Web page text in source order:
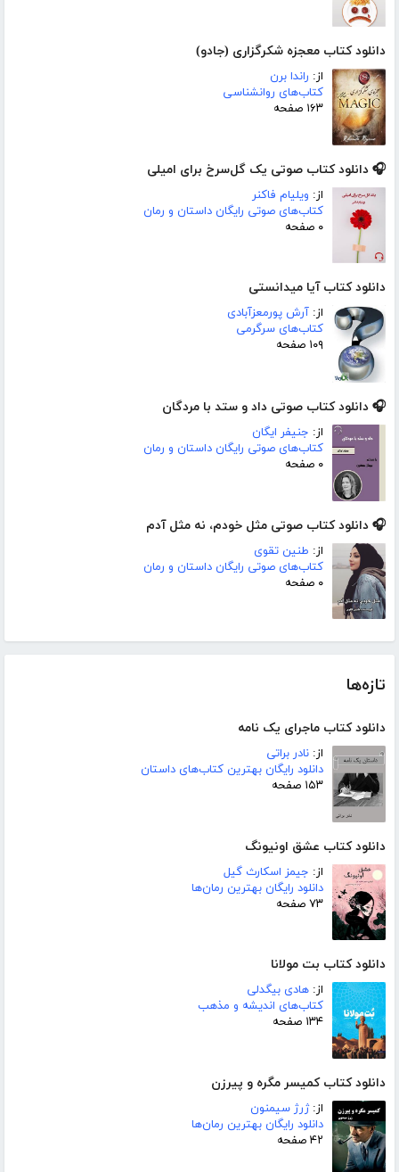
دانلود کتاب معجزه شکرگزاری (جادو)
از: راندا برن
کتاب‌های روانشناسی
۱۶۳ صفحه
🎧 دانلود کتاب صوتی یک گل‌سرخ برای امیلی
از: ویلیام فاکنر
کتاب‌های صوتی رایگان داستان و رمان
۰ صفحه
دانلود کتاب آیا میدانستی
از: آرش پورمعزآبادی
کتاب‌های سرگرمی
۱۰۹ صفحه
🎧 دانلود کتاب صوتی داد و ستد با مردگان
از: جنیفر ایگان
کتاب‌های صوتی رایگان داستان و رمان
۰ صفحه
🎧 دانلود کتاب صوتی مثل خودم، نه مثل آدم
از: طنین تقوی
کتاب‌های صوتی رایگان داستان و رمان
۰ صفحه
تازه‌ها
دانلود کتاب ماجرای یک نامه
از: نادر براتی
دانلود رایگان بهترین کتاب‌های داستان
۱۵۳ صفحه
دانلود کتاب عشق اونیونگ
از: جیمز اسکارث گیل
دانلود رایگان بهترین رمان‌ها
۷۳ صفحه
دانلود کتاب بت مولانا
از: هادی بیگدلی
کتاب‌های اندیشه و مذهب
۱۳۴ صفحه
دانلود کتاب کمیسر مگره و پیرزن
از:ژرژ سیمنون
دانلود رایگان بهترین رمان‌ها
۴۲ صفحه